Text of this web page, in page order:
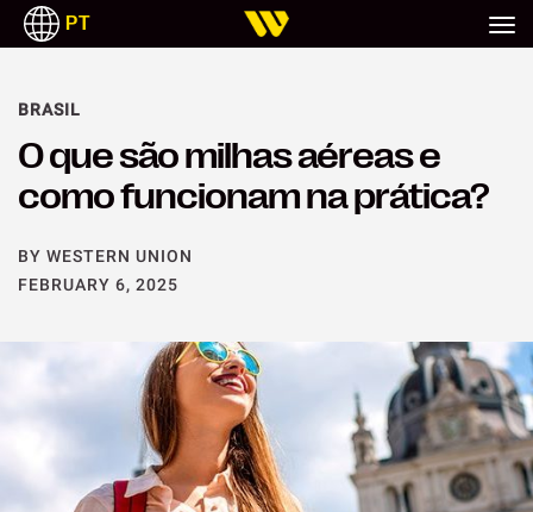
PT
O que são milhas aéreas e
como funcionam na prática?
BRASIL
BY WESTERN UNION
FEBRUARY 6, 2025